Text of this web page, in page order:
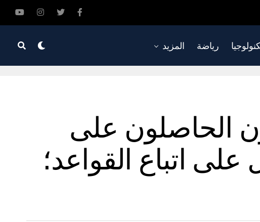
رياضة المزيد
الحاصلون على
اتباع القواعد؛